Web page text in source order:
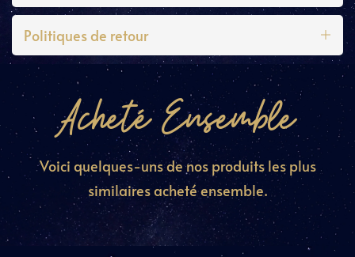
Politiques de retour
Acheté Ensemble
Voici quelques-uns de nos produits les plus
similaires acheté ensemble.